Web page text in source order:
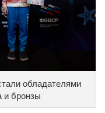
обладателями
и бронзы